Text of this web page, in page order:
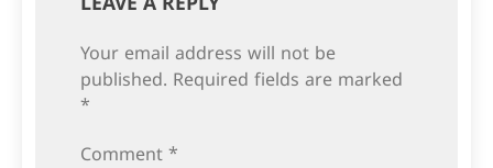
LEAVE A REPLY
Your email address will not be
published. Required fields are marked
*
Comment *